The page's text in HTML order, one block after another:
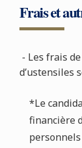
Frais et
- Les frais
d’ustensiles
*Le
financière